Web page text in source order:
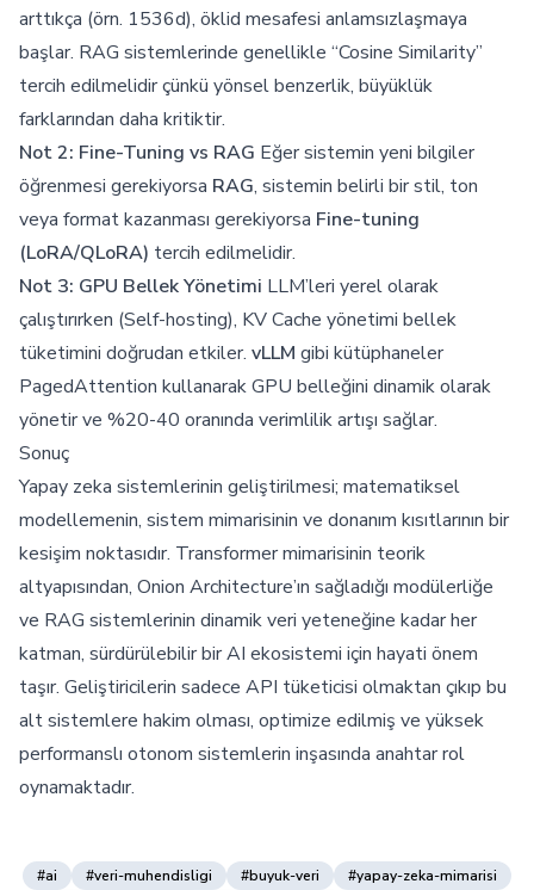
arttıkça (örn. 1536d), öklid mesafesi anlamsızlaşmaya
başlar. RAG sistemlerinde genellikle “Cosine Similarity”
tercih edilmelidir çünkü yönsel benzerlik, büyüklük
farklarından daha kritiktir.
Not 2: Fine-Tuning vs RAG Eğer sistemin yeni bilgiler
öğrenmesi gerekiyorsa RAG, sistemin belirli bir stil, ton
veya format kazanması gerekiyorsa Fine-tuning
(LoRA/QLoRA) tercih edilmelidir.
Not 3: GPU Bellek Yönetimi LLM’leri yerel olarak
çalıştırırken (Self-hosting), KV Cache yönetimi bellek
tüketimini doğrudan etkiler. vLLM gibi kütüphaneler
PagedAttention kullanarak GPU belleğini dinamik olarak
yönetir ve %20-40 oranında verimlilik artışı sağlar.
Sonuç
Yapay zeka sistemlerinin geliştirilmesi; matematiksel
modellemenin, sistem mimarisinin ve donanım kısıtlarının bir
kesişim noktasıdır. Transformer mimarisinin teorik
altyapısından, Onion Architecture’ın sağladığı modülerliğe
ve RAG sistemlerinin dinamik veri yeteneğine kadar her
katman, sürdürülebilir bir AI ekosistemi için hayati önem
taşır. Geliştiricilerin sadece API tüketicisi olmaktan çıkıp bu
alt sistemlere hakim olması, optimize edilmiş ve yüksek
performanslı otonom sistemlerin inşasında anahtar rol
oynamaktadır.
#ai #veri-muhendisligi #buyuk-veri
#yapay-zeka-mimarisi